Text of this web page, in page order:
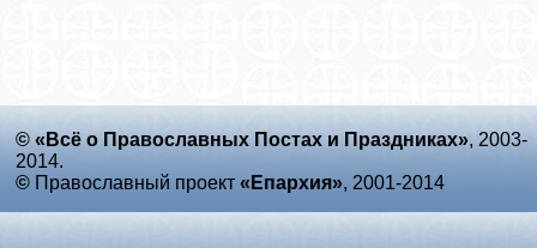
© «Всё о Православных Постах и Праздниках», 2003-
2014.
© Православный проект «Епархия», 2001-2014